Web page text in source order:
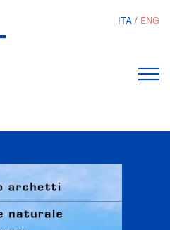
ITA ENG